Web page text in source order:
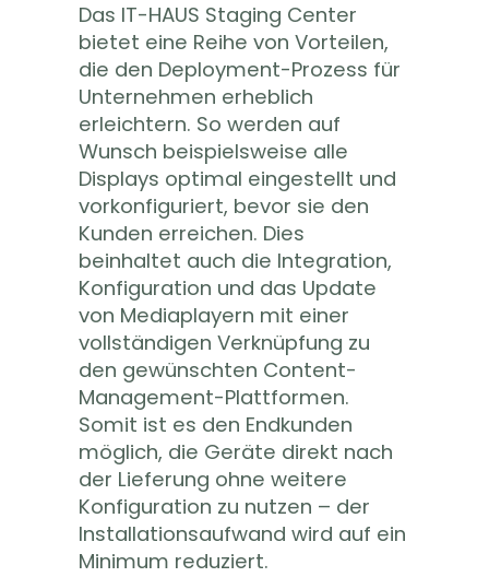
Das IT-HAUS Staging Center
bietet eine Reihe von Vorteilen,
die den Deployment-Prozess für
Unternehmen erheblich
erleichtern. So werden auf
Wunsch beispielsweise alle
Displays optimal eingestellt und
vorkonfiguriert, bevor sie den
Kunden erreichen. Dies
beinhaltet auch die Integration,
Konfiguration und das Update
von Mediaplayern mit einer
vollständigen Verknüpfung zu
den gewünschten Content-
Management-Plattformen.
Somit ist es den Endkunden
möglich, die Geräte direkt nach
der Lieferung ohne weitere
Konfiguration zu nutzen – der
Installationsaufwand wird auf ein
Minimum reduziert.